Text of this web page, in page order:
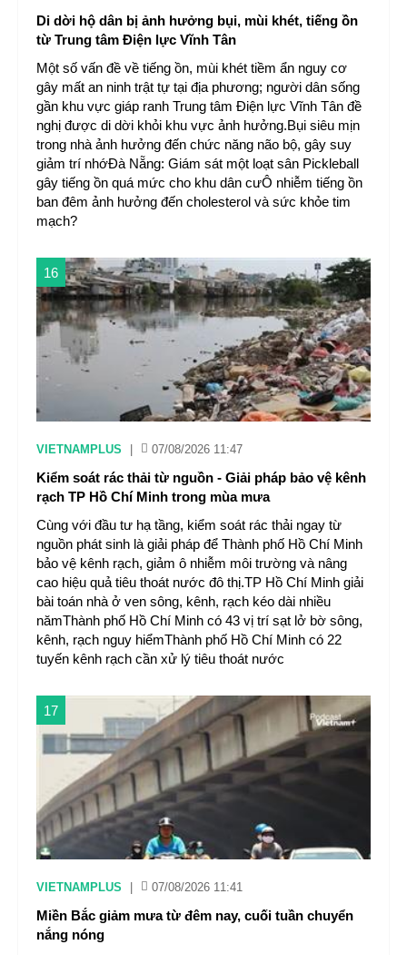
Di dời hộ dân bị ảnh hưởng bụi, mùi khét, tiếng ồn
từ Trung tâm Điện lực Vĩnh Tân
Một số vấn đề về tiếng ồn, mùi khét tiềm ẩn nguy cơ
gây mất an ninh trật tự tại địa phương; người dân sống
gần khu vực giáp ranh Trung tâm Điện lực Vĩnh Tân đề
nghị được di dời khỏi khu vực ảnh hưởng.Bụi siêu mịn
trong nhà ảnh hưởng đến chức năng não bộ, gây suy
giảm trí nhớĐà Nẵng: Giám sát một loạt sân Pickleball
gây tiếng ồn quá mức cho khu dân cưÔ nhiễm tiếng ồn
ban đêm ảnh hưởng đến cholesterol và sức khỏe tim
mạch?
16
VIETNAMPLUS 07/08/2026 11:47
Kiểm soát rác thải từ nguồn - Giải pháp bảo vệ kênh
rạch TP Hồ Chí Minh trong mùa mưa
Cùng với đầu tư hạ tầng, kiểm soát rác thải ngay từ
nguồn phát sinh là giải pháp để Thành phố Hồ Chí Minh
bảo vệ kênh rạch, giảm ô nhiễm môi trường và nâng
cao hiệu quả tiêu thoát nước đô thị.TP Hồ Chí Minh giải
bài toán nhà ở ven sông, kênh, rạch kéo dài nhiều
nămThành phố Hồ Chí Minh có 43 vị trí sạt lở bờ sông,
kênh, rạch nguy hiểmThành phố Hồ Chí Minh có 22
tuyến kênh rạch cần xử lý tiêu thoát nước
17
VIETNAMPLUS 07/08/2026 11:41
Miền Bắc giảm mưa từ đêm nay, cuối tuần chuyển
nắng nóng